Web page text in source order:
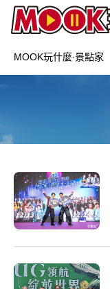
MOOK玩什麼‧景點家